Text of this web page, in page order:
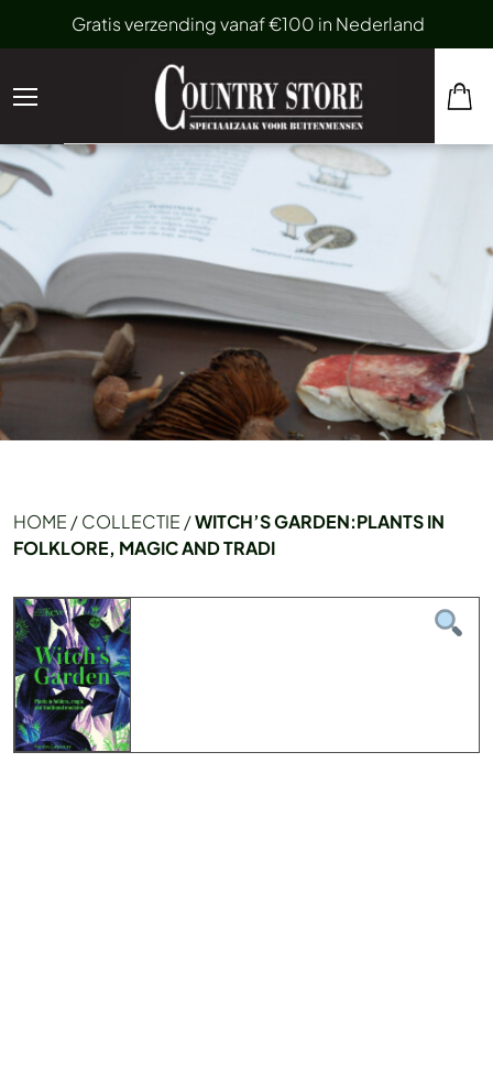
Gratis verzending vanaf €100 in Nederland
HOME /COLLECTIE /WITCH’S GARDEN:PLANTS IN
FOLKLORE, MAGIC AND TRADI